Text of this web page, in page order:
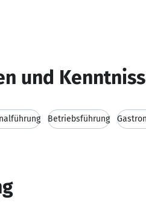
und
Betriebsführung